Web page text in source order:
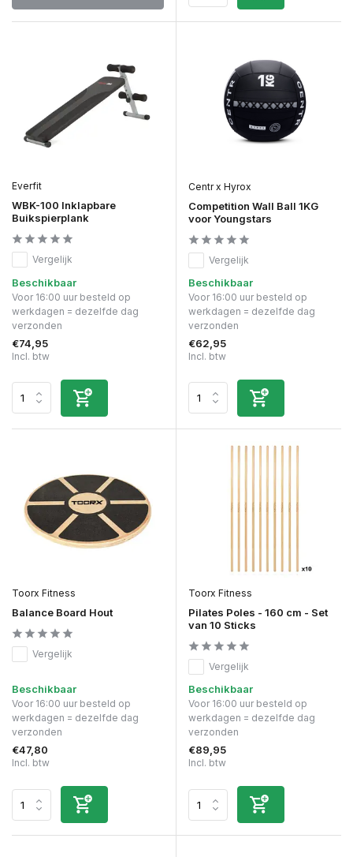
Everfit
WBK-100 Inklapbare
Buikspierplank
Vergelijk
Beschikbaar
Voor 16:00 uur besteld op
werkdagen = dezelfde dag
verzonden
€74,95
Incl. btw
Centr x Hyrox
Competition Wall Ball 1KG
voor Youngstars
Vergelijk
Beschikbaar
Voor 16:00 uur besteld op
werkdagen = dezelfde dag
verzonden
€62,95
Incl. btw
Toorx Fitness
Balance Board Hout
Vergelijk
Beschikbaar
Voor 16:00 uur besteld op
werkdagen = dezelfde dag
verzonden
€47,80
Incl. btw
Toorx Fitness
Pilates Poles - 160 cm - Set
van 10 Sticks
Vergelijk
Beschikbaar
Voor 16:00 uur besteld op
werkdagen = dezelfde dag
verzonden
€89,95
Incl. btw